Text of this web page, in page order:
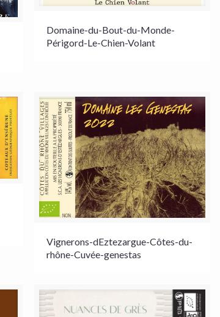
Domaine-du-Bout-du-Monde-
Périgord-Le-Chien-Volant
Vignerons-dEztezargue-Côtes-du-
rhône-Cuvée-genestas